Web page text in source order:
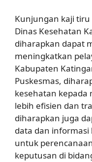
Kunjungan kaji tiru
Dinas Kesehatan
diharapkan dapat
meningkatkan
Kabupaten
Puskesmas,
kesehatan kepada
lebih efisien dan
diharapkan juga
data dan
untuk
keputusan di